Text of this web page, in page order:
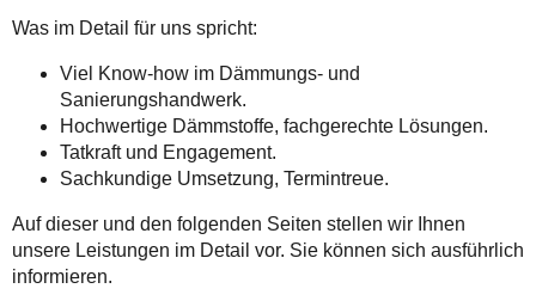
Was im Detail für uns spricht:
Viel Know-how im Dämmungs- und
Sanierungshandwerk.
Hochwertige Dämmstoffe, fachgerechte Lösungen.
Tatkraft und Engagement.
Sachkundige Umsetzung, Termintreue.
Auf dieser und den folgenden Seiten stellen wir Ihnen
unsere Leistungen im Detail vor. Sie können sich ausführlich
informieren.